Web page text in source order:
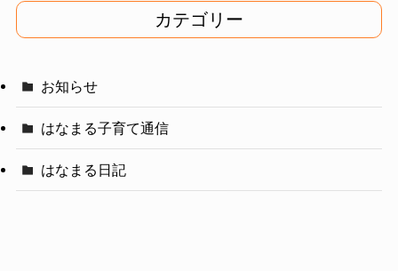
イ
ブ
カテゴリー
お知らせ
はなまる子育て通信
はなまる日記